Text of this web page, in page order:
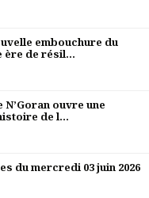
embouchure du
ère de résil...
N’Goran ouvre une
de l...
du mercredi 03 juin 2026